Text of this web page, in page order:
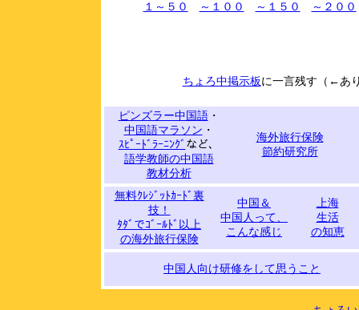
１～５０ ～１００ ～１５０ ～２００
ちょろ中掲示板 に一言残す（←あ
ピンズラー中国語・
中国語マラソン ・
ｽﾋﾟｰﾄﾞﾗｰﾆﾝｸﾞ など、
語学教師の中国語
教材分析
海外旅行保険
節約研究所
無料ｸﾚｼﾞｯﾄｶｰﾄﾞ裏
技！
ﾀﾀﾞでｺﾞｰﾙﾄﾞ以上
の海外旅行保険
中国＆
中国人って、
こんな感じ
上海
生活
の知恵
中国人向け研修をして思うこと